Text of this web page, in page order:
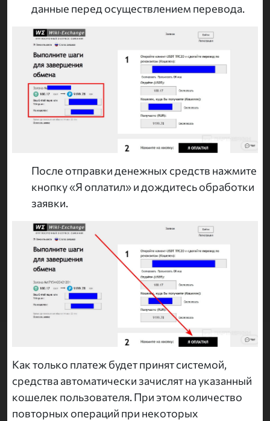
данные перед осуществлением перевода.
После отправки денежных средств нажмите
кнопку «Я оплатил» и дождитесь обработки
заявки.
Как только платеж будет принят системой,
средства автоматически зачислят на указанный
кошелек пользователя. При этом количество
повторных операций при некоторых